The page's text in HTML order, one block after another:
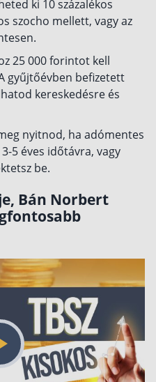
🛡
életbiztosítás
kombinált életbiztosítás
kötött életbiztosítás
cégeknek
💊
– Spórolj évi akár 150 ezer
kalkulátor
ki 10 százalékos
szocho mellett, vagy az
25 000 forintot kell
gyűjtőévben befizetett
kereskedésre és
nyitnod, ha adómentes
5 éves időtávra, vagy
be.
Bán Norbert